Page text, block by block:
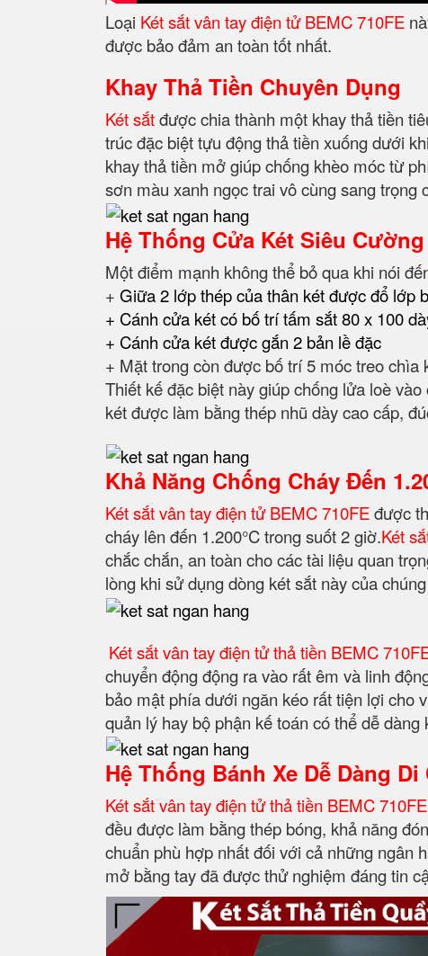
Loại Két sắt vân tay điện tử BEMC 710FE
được bảo đảm an toàn tốt nhất.
Khay Thả Tiền Chuyên Dụng
Két sắtđược chia thành một khay thả tiền
trúc đặc biệt tựu động thả tiền xuống dưới
khay thả tiền mở giúp chống khèo móc từ
sơn màu xanh ngọc trai vô cùng sang trọng
Hệ Thống Cửa Két Siêu Cường
Một điểm mạnh không thể bỏ qua khi nói
+ Giữa 2 lớp thép của thân két được đổ lớp
+ Cánh cửa két có bố trí tấm sắt 80 x 100
+ Cánh cửa két được gắn 2 bản lề đặc
+ Mặt trong còn được bố trí 5 móc treo
Thiết kế đặc biệt này giúp chống lửa loè
két được làm bằng thép nhũ dày cao cấp,
Khả Năng Chống Cháy Đến
Két sắt vân tay điện tử BEMC 710FEđược
cháy lên đến 1.200°C trong suốt 2 giờ.Két
chắc chắn, an toàn cho các tài liệu quan
lòng khi sử dụng dòng két sắt này của
Két sắt vân tay điện tử thả tiền BEMC
chuyển động động ra vào rất êm và linh
bảo mật phía dưới ngăn kéo rất tiện lợi cho
quản lý hay bộ phận kế toán có thể dễ
Hệ Thống Bánh Xe Dễ Dàng Di
Két sắt vân tay điện tử thả tiền BEMC 710FE
đều được làm bằng thép bóng, khả năng
chuẩn phù hợp nhất đối với cả những ngân
mở bằng tay đã được thử nghiệm đáng tin